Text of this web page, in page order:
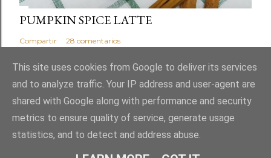
PUMPKIN SPICE LATTE
Compartir 28 comentarios
Con la tecnología de Blogger
ElFlanB
This site uses cookies from Google to deliver its services
and to analyze traffic. Your IP address and user-agent are
shared with Google along with performance and security
metrics to ensure quality of service, generate usage
statistics, and to detect and address abuse.